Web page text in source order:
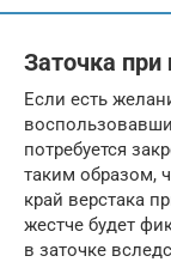
Заточка
Если есть
потребуется
таким образом,
край верстака
жестче будет
в заточке